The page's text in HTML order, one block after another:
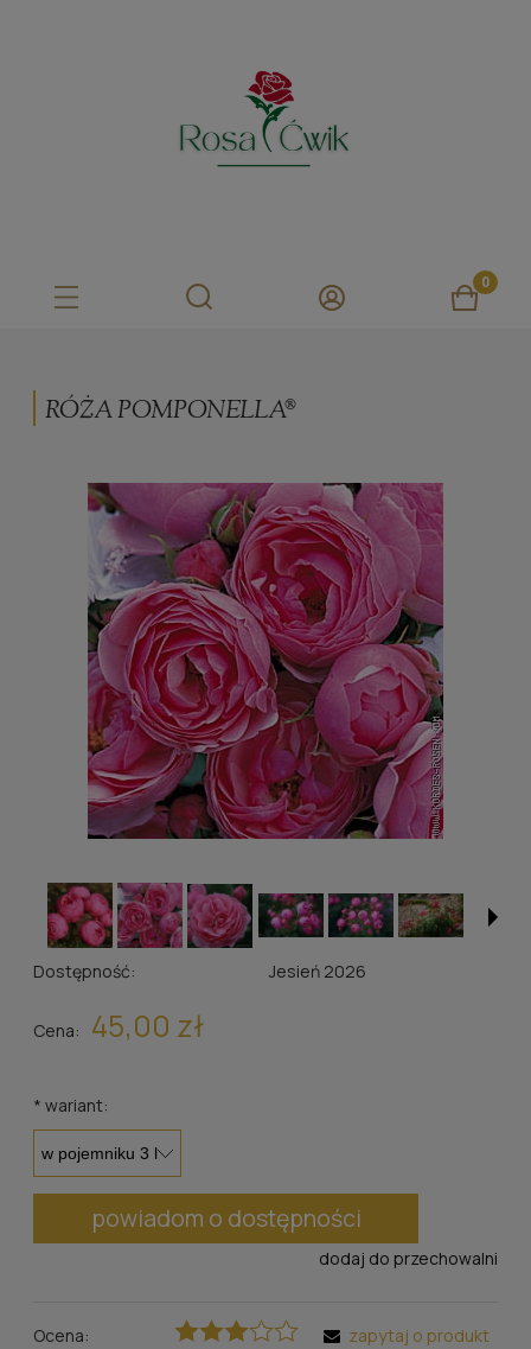
RÓŻA POMPONELLA®
Dostępność: Jesień 2026
Cena: 45,00 zł
* wariant:
powiadom o dostępności
dodaj do przechowalni
Ocena:
zapytaj o produkt